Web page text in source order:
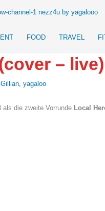
FOOD TRAVEL
– live)
, yagaloo
die zweite Vorrunde Local